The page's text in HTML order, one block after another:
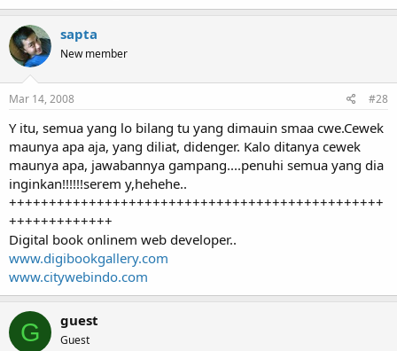
sapta
New member
Mar 14, 2008 #28
Y itu, semua yang lo bilang tu yang dimauin smaa cwe.Cewek
maunya apa aja, yang diliat, didenger. Kalo ditanya cewek
maunya apa, jawabannya gampang....penuhi semua yang dia
inginkan!!!!!!serem y,hehehe..
+++++++++++++++++++++++++++++++++++++++++++++++
+++++++++++++
Digital book onlinem web developer..
www.digibookgallery.com
www.citywebindo.com
G guest
Guest